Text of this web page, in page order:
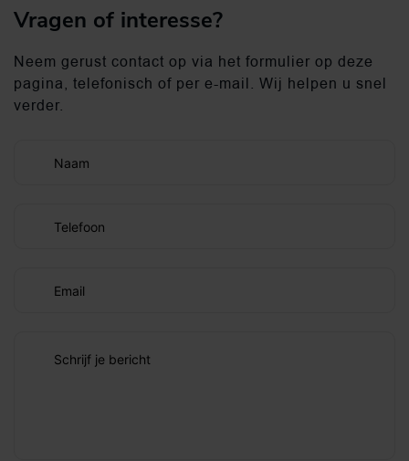
Vragen of interesse?
Neem gerust contact op via het formulier op deze
pagina, telefonisch of per e-mail. Wij helpen u snel
verder.
Naam
Telefoon
Email
Schrijf je bericht